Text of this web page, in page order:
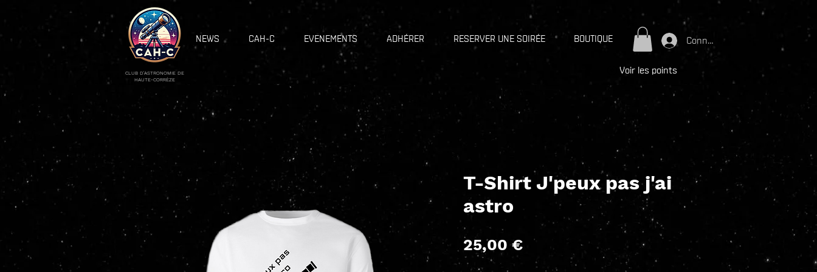
NEWS CAH-C EVENEMENTS ADHÉRER RESERVER UNE SOIRÉE BOUTIQUE
Voir les points
CLUB D'ASTRONOMIE DE
HAUTE-CORRÈZE
Connexion
T-Shirt J'peux pas j'ai
astro
25,00 €Prix